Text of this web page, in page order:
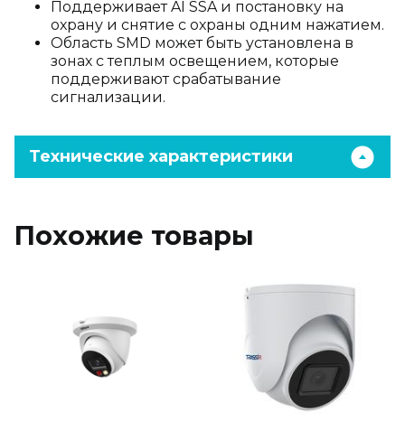
Поддерживает AI SSA и постановку на
охрану и снятие с охраны одним нажатием.
Область SMD может быть установлена в
зонах с теплым освещением, которые
поддерживают срабатывание
сигнализации.
Технические характеристики
Похожие товары